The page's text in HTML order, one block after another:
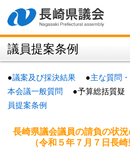
採択された請願（請願名のみ）
県議会条例・規則
議長・副議長
議長あいさつ
議長記者会見
議員提案条例
●議案及び採決結果 ●主な質問
本会議一般質問
●予算総括質
員提案条例
長崎県議会議員の請負の状
（令和５年７月７日長崎